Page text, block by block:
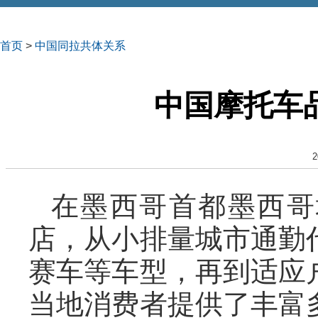
首页 > 中国同拉共体关系
中国摩托车
在墨西哥首都墨西
店，从小排量城市通
赛车等车型，再到适
当地消费者提供了丰